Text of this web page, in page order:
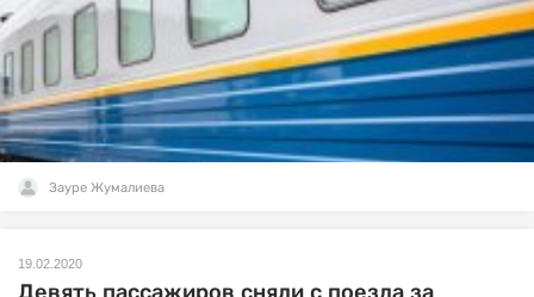
Зауре Жумалиева
19.02.2020